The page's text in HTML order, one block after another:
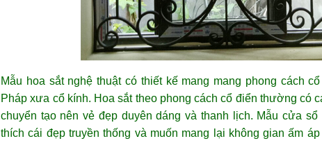
Mẫu hoa sắt nghệ thuật có thiết kế mang mang phong cách
Pháp xưa cổ kính. Hoa sắt theo phong cách cổ điển thường có
chuyển tạo nên vẻ đẹp duyên dáng và thanh lịch. Mẫu cửa
thích cái đẹp truyền thống và muốn mang lại không gian ấm